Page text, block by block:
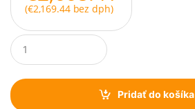
(€2,169.44bez dph)
Q
u
a
t
i
Pridať do košíka